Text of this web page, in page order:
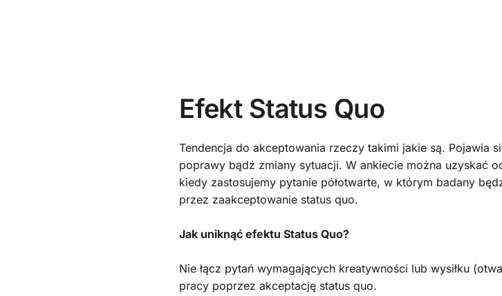
Efekt Status Quo
Tendencja do akceptowania rzeczy takimi jakie są. Pojawia
poprawy bądź zmiany sytuacji. W ankiecie można uzyskać
kiedy zastosujemy pytanie półotwarte, w którym badany
przez zaakceptowanie status quo.
Jak uniknąć efektu Status Quo?
Nie łącz pytań wymagających kreatywności lub wysiłku
pracy poprzez akceptację status quo.